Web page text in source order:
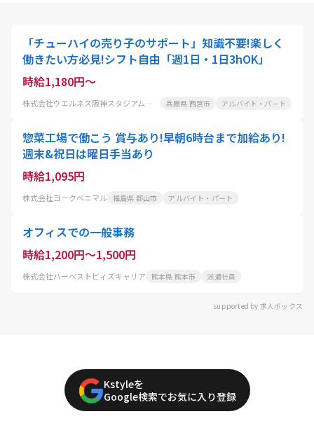
「チューハイの売り子のサポート」知識不要!楽しく
働きたい方必見!シフト自由「週1日・1日3hOK」
時給1,180円～
株式会社ウエルネス阪神スタジアム事業部フードサービス事業課 兵庫県 西宮市 アルバイト・パート
惣菜工場で働こう 賞与あり!早朝6時台まで加給あり!
週末&祝日は曜日手当あり
時給1,095円
株式会社ヨークベニマル 福島県 郡山市 アルバイト・パート
オフィスでの一般事務
時給1,200円～1,500円
株式会社ハーベストビィズキャリア 熊本県 熊本市 派遣社員
supported by 求人ボックス
Kstyleを
Google検索でお気に入り登録